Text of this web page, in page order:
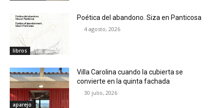
libros
Poética del abandono. Siza en Panticosa
4 agosto, 2026
aparejo
Villa Carolina cuando la cubierta se
convierte en la quinta fachada
30 julio, 2026